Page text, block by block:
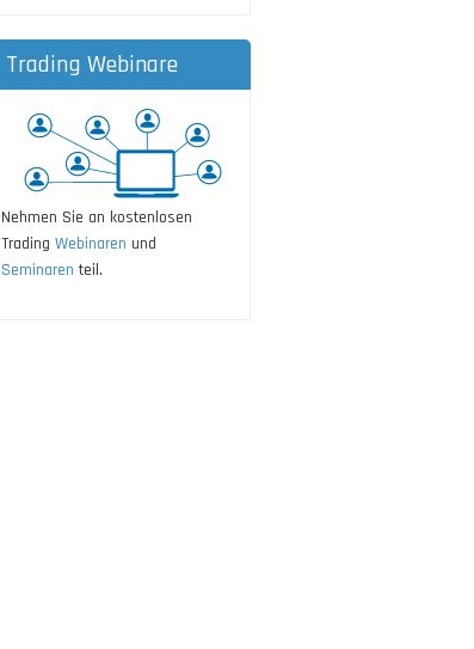
Trading Webinare
Nehmen Sie an kostenlosen
Trading Webinaren und
Seminaren teil.